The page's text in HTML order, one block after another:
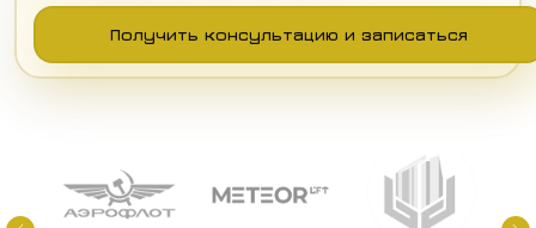
Получить консультацию и записаться